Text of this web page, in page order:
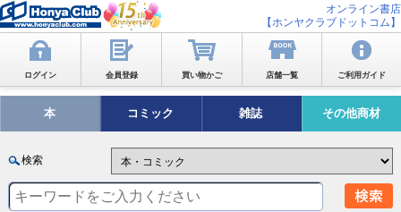
オンライン書店
【ホンヤクラブドットコム】
ログイン 会員登録 買い物かご 店舗一覧 ご利用ガイド
本 コミック 雑誌 その他商材
検索